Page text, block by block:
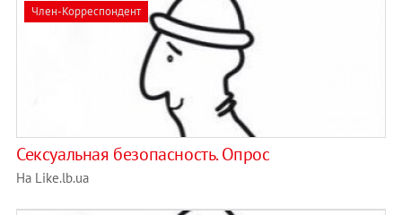
Член-Корреспондент
Сексуальная безопасность. Опрос
На Like.lb.ua